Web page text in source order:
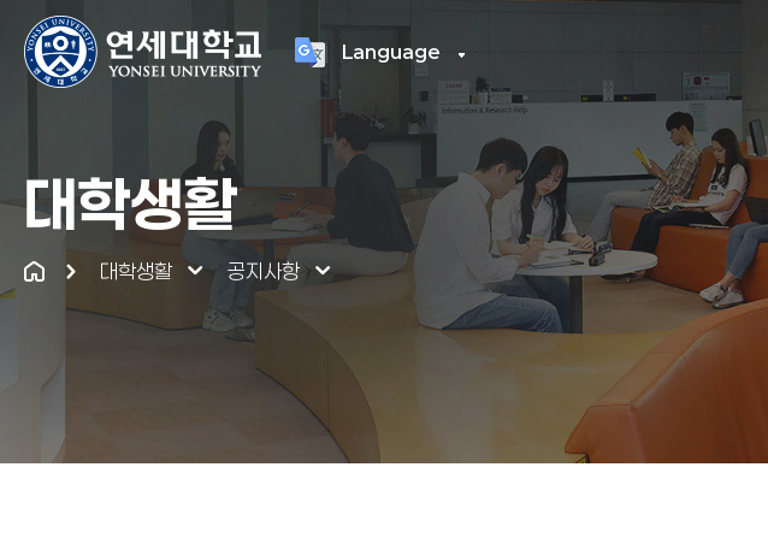
Language
연세대학교통합검색
대학생활
대학생활 공지사항